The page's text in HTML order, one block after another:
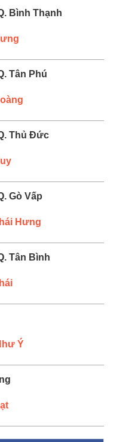
Bình Thạnh
Tân Phú
Thủ Đức
Gò Vấp
Hưng
Tân Bình
Ý